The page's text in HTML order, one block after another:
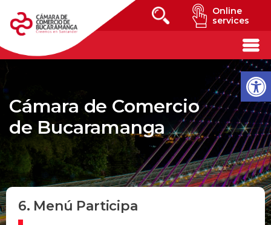
Online
services
Cámara de Comercio
de Bucaramanga
6. Menú Participa